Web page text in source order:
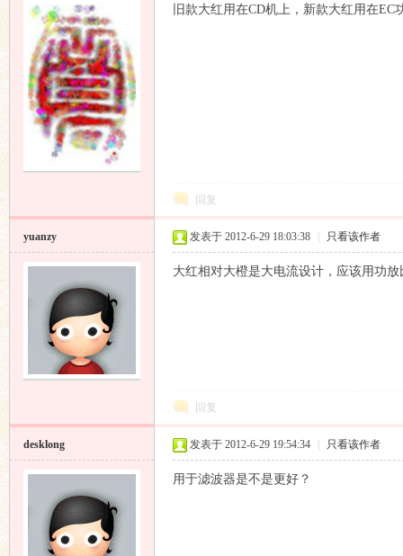
旧款大红用在CD机上，新款大红用在EC
回复
yuanzy 发表于 2012-6-29 18:03:38 只看该作者
大红相对大橙是大电流设计，应该用功
回复
desklong 发表于 2012-6-29 19:54:34 只看该作者
用于滤波器是不是更好？